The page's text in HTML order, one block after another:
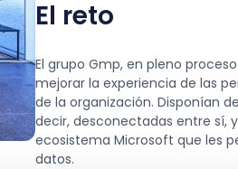
El reto
El grupo Gmp, en pleno
mejorar la experiencia de las
de la organización. Disponían
decir, desconectadas entre sí,
ecosistema Microsoft que les
datos.